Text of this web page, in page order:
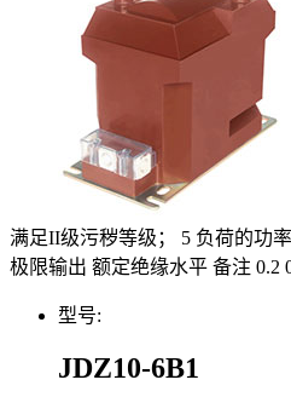
满足II级污秽等级； 5 负荷的功
极限输出 额定绝缘水平 备注 0.2
型号:
JDZ10-6B1